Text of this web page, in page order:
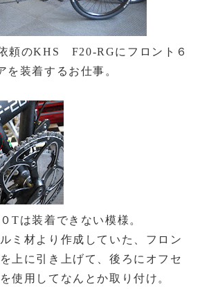
頼のKHS F20-RGにフロント６
を装着するお仕事。
Tは装着できない模様。
ミ材より作成していた、フロン
上に引き上げて、後ろにオフセ
使用してなんとか取り付け。